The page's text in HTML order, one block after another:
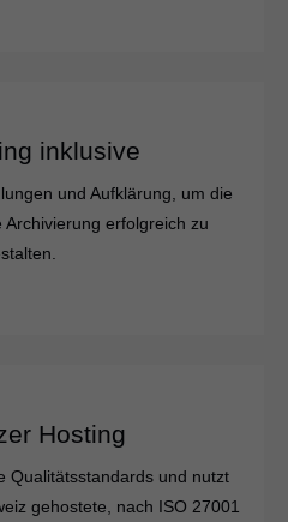
inklusive
und Aufklärung, um die
erfolgreich zu
Hosting
Qualitätsstandards und nutzt
gehostete, nach ISO 27001